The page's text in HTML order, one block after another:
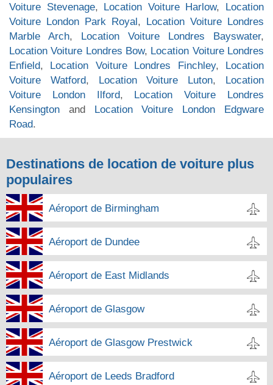
Voiture Stevenage, Location Voiture Harlow, Location
Voiture London Park Royal, Location Voiture Londres
Marble Arch, Location Voiture Londres Bayswater,
Location Voiture Londres Bow, Location Voiture Londres
Enfield, Location Voiture Londres Finchley, Location
Voiture Watford, Location Voiture Luton, Location
Voiture London Ilford, Location Voiture Londres
Kensington and Location Voiture London Edgware
Road.
Destinations de location de voiture plus
populaires
Aéroport de Birmingham
Aéroport de Dundee
Aéroport de East Midlands
Aéroport de Glasgow
Aéroport de Glasgow Prestwick
Aéroport de Leeds Bradford